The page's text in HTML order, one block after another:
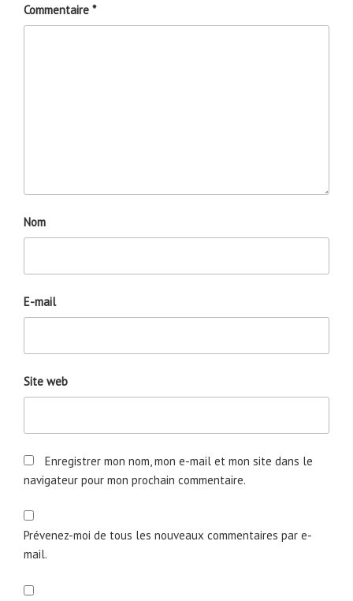
Commentaire *
Nom
E-mail
Site web
Enregistrer mon nom, mon e-mail et mon site dans le
navigateur pour mon prochain commentaire.
Prévenez-moi de tous les nouveaux commentaires par e-
mail.